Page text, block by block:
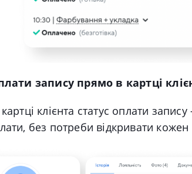
запису прямо в картці
клієнта статус оплати запису
без потреби відкривати кожен